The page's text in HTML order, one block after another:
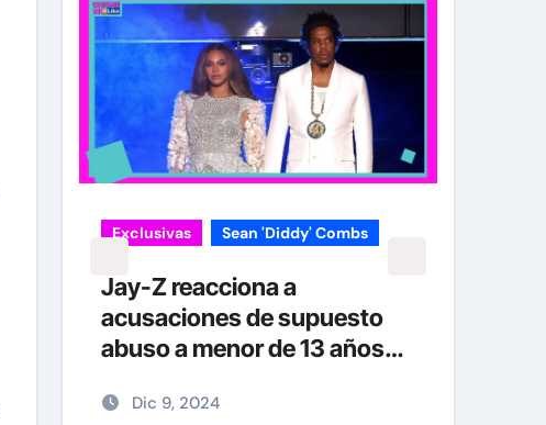
Exclusivas Sean 'Diddy' Combs
Jay-Z reacciona a
acusaciones de supuesto
abuso a menor de 13 años
plena fiesta
Dic 9, 2024